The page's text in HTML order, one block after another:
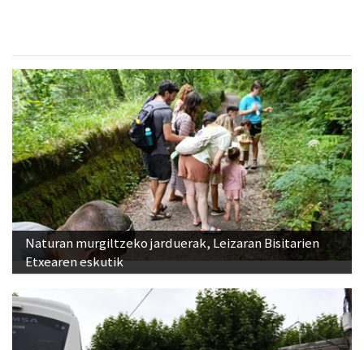
Naturan murgiltzeko jarduerak, Leizaran Bisitarien
Etxearen eskutik